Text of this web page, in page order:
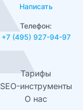
Написать
Телефон:
+7 (495) 927-94-97
Тарифы
SEO-инструменты
О нас